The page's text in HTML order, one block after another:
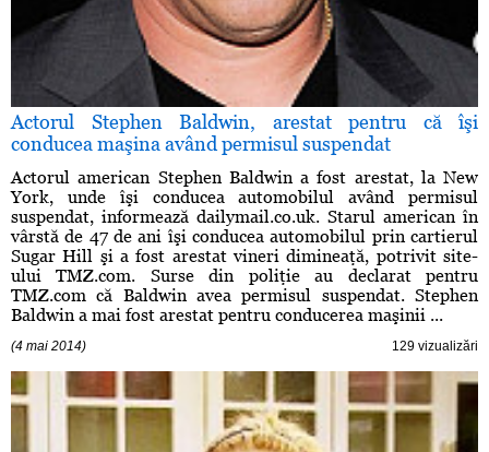
Actorul Stephen Baldwin, arestat pentru că îşi
conducea maşina având permisul suspendat
Actorul american Stephen Baldwin a fost arestat, la New
York, unde îşi conducea automobilul având permisul
suspendat, informează dailymail.co.uk. Starul american în
vârstă de 47 de ani îşi conducea automobilul prin cartierul
Sugar Hill şi a fost arestat vineri dimineaţă, potrivit site-
ului TMZ.com. Surse din poliţie au declarat pentru
TMZ.com că Baldwin avea permisul suspendat. Stephen
Baldwin a mai fost arestat pentru conducerea maşinii ...
(4 mai 2014) 129 vizualizări